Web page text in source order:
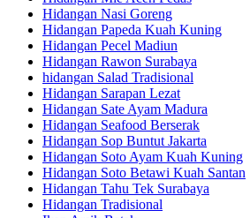
Hidangan Nasi Goreng
Hidangan Papeda Kuah Kuning
Hidangan Pecel Madiun
Hidangan Rawon Surabaya
hidangan Salad Tradisional
Hidangan Sarapan Lezat
Hidangan Sate Ayam Madura
Hidangan Seafood Berserak
Hidangan Sop Buntut Jakarta
Hidangan Soto Ayam Kuah Kuning
Hidangan Soto Betawi Kuah Santan
Hidangan Tahu Tek Surabaya
Hidangan Tradisional